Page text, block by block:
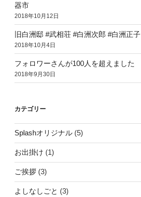
器市
2018年10月12日
旧白洲邸 #武相荘 #白洲次郎 #白洲正子
2018年10月4日
フォロワーさんが100人を超えました
2018年9月30日
カテゴリー
Splashオリジナル (5)
お出掛け (1)
ご挨拶 (3)
よしなしごと (3)